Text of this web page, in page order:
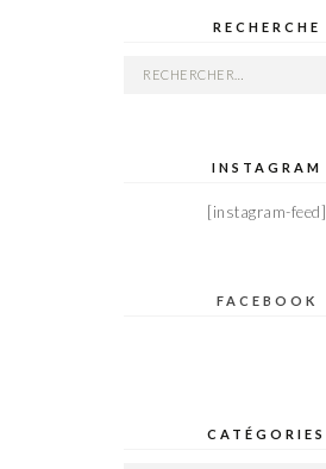
RECHERCHE
Rechercher :
INSTAGRAM
[instagram-feed]
FACEBOOK
CATÉGORIES